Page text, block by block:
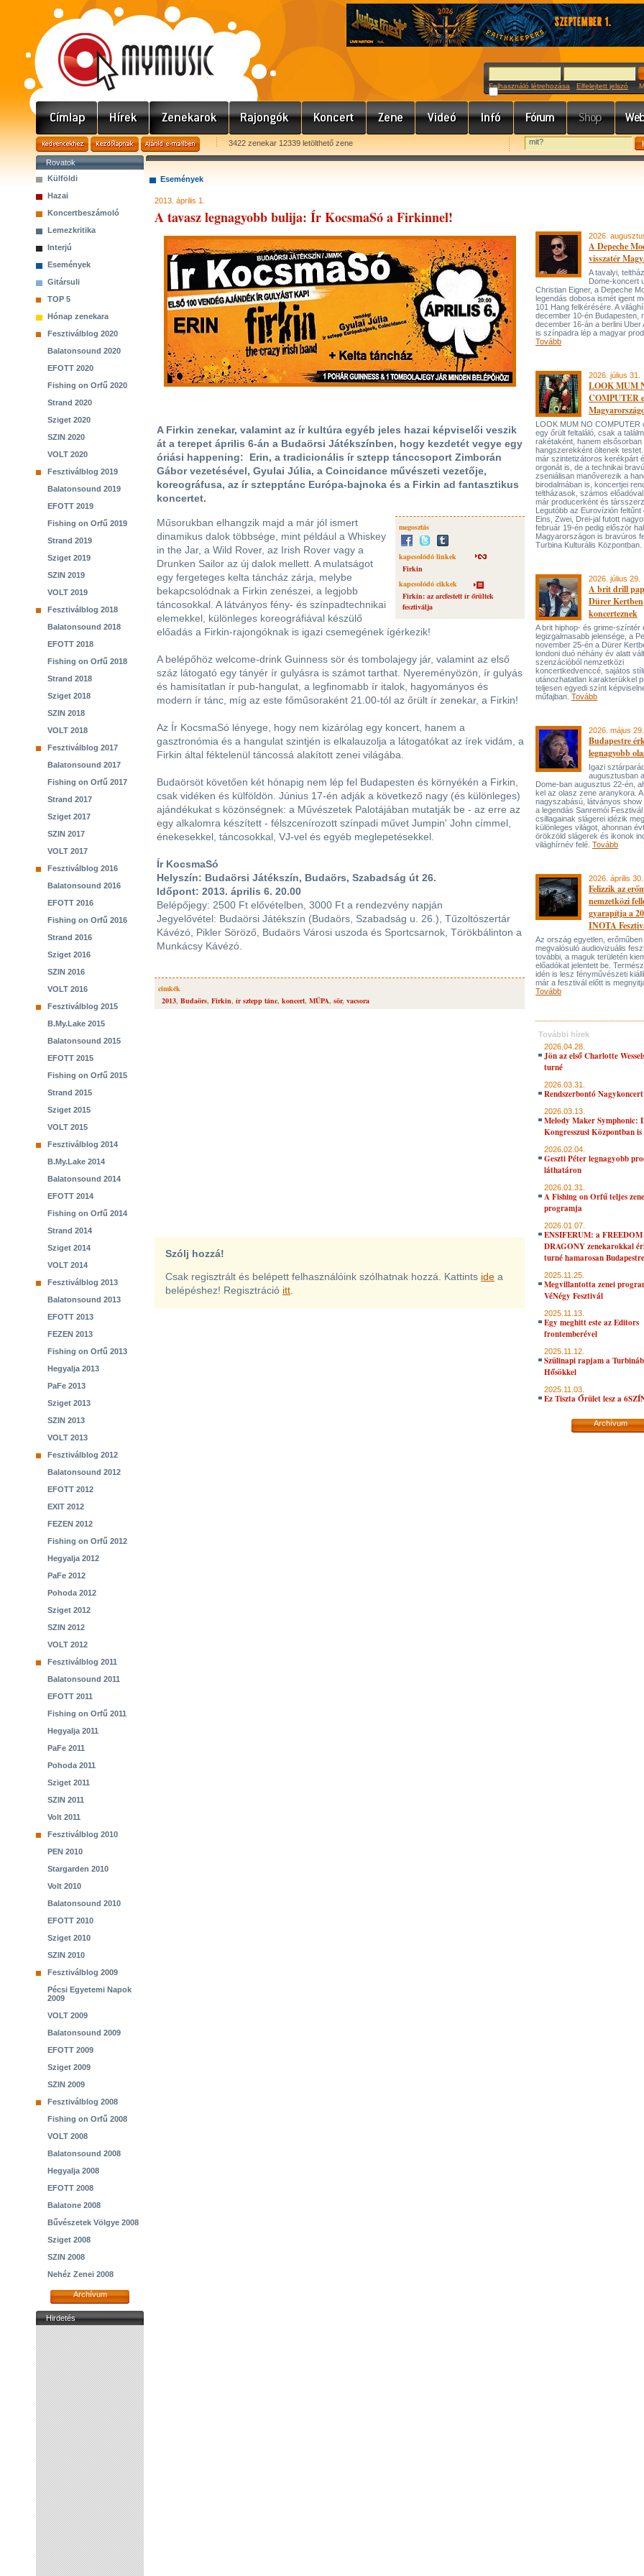
Felhasználó létrehozása Elfelejtett jelszó
3422 zenekar 12339 letölthető zene
Rovatok
Külföldi
Hazai
Koncertbeszámoló
Lemezkritika
Interjú
Események
Gitársuli
TOP 5
Hónap zenekara
Fesztiválblog 2020
Balatonsound 2020
EFOTT 2020
Fishing on Orfű 2020
Strand 2020
Sziget 2020
SZIN 2020
VOLT 2020
Fesztiválblog 2019
Balatonsound 2019
EFOTT 2019
Fishing on Orfű 2019
Strand 2019
Sziget 2019
SZIN 2019
VOLT 2019
Fesztiválblog 2018
Balatonsound 2018
EFOTT 2018
Fishing on Orfű 2018
Strand 2018
Sziget 2018
SZIN 2018
VOLT 2018
Fesztiválblog 2017
Balatonsound 2017
Fishing on Orfű 2017
Strand 2017
Sziget 2017
SZIN 2017
VOLT 2017
Fesztiválblog 2016
Balatonsound 2016
EFOTT 2016
Fishing on Orfű 2016
Strand 2016
Sziget 2016
SZIN 2016
VOLT 2016
Fesztiválblog 2015
B.My.Lake 2015
Balatonsound 2015
EFOTT 2015
Fishing on Orfű 2015
Strand 2015
Sziget 2015
VOLT 2015
Fesztiválblog 2014
B.My.Lake 2014
Balatonsound 2014
EFOTT 2014
Fishing on Orfű 2014
Strand 2014
Sziget 2014
VOLT 2014
Fesztiválblog 2013
Balatonsound 2013
EFOTT 2013
FEZEN 2013
Fishing on Orfű 2013
Hegyalja 2013
PaFe 2013
Sziget 2013
SZIN 2013
VOLT 2013
Fesztiválblog 2012
Balatonsound 2012
EFOTT 2012
EXIT 2012
FEZEN 2012
Fishing on Orfű 2012
Hegyalja 2012
PaFe 2012
Pohoda 2012
Sziget 2012
SZIN 2012
VOLT 2012
Fesztiválblog 2011
Balatonsound 2011
EFOTT 2011
Fishing on Orfű 2011
Hegyalja 2011
PaFe 2011
Pohoda 2011
Sziget 2011
SZIN 2011
Volt 2011
Fesztiválblog 2010
PEN 2010
Stargarden 2010
Volt 2010
Balatonsound 2010
EFOTT 2010
Sziget 2010
SZIN 2010
Fesztiválblog 2009
Pécsi Egyetemi Napok
2009
VOLT 2009
Balatonsound 2009
EFOTT 2009
Sziget 2009
SZIN 2009
Fesztiválblog 2008
Fishing on Orfű 2008
VOLT 2008
Balatonsound 2008
Hegyalja 2008
EFOTT 2008
Balatone 2008
Bűvészetek Völgye 2008
Sziget 2008
SZIN 2008
Nehéz Zenei 2008
Archívum
Hirdetés
Események
2013. április 1.
A tavasz legnagyobb bulija: Ír KocsmaSó a Firkinnel!
A Firkin zenekar, valamint az ír kultúra egyéb jeles hazai képviselői veszik
át a terepet április 6-án a Budaörsi Játékszínben, hogy kezdetét vegye egy
óriási happening: Erin, a tradicionális ír sztepp tánccsoport Zimborán
Gábor vezetésével, Gyulai Júlia, a Coincidance művészeti vezetője,
koreográfusa, az ír sztepptánc Európa-bajnoka és a Firkin ad fantasztikus
koncertet.
megosztás
kapcsolódó linkek
Firkin
kapcsolódó cikkek
Firkin: az arcfestett ír őrültek
fesztiválja
Műsorukban elhangzik majd a már jól ismert
dinamikus dalok többsége, mint például a Whiskey
in the Jar, a Wild Rover, az Irish Rover vagy a
Drunken Sailor az új dalok mellett. A mulatságot
egy fergeteges kelta táncház zárja, melybe
bekapcsolódnak a Firkin zenészei, a legjobb
táncosokkal. A látványos fény- és színpadtechnikai
elemekkel, különleges koreográfiával készülő
előadás a Firkin-rajongóknak is igazi csemegének ígérkezik!
A belépőhöz welcome-drink Guinness sör és tombolajegy jár, valamint az első
száz látogató egy tányér ír gulyásra is számot tarthat. Nyereményözön, ír gulyás
és hamisítatlan ír pub-hangulat, a legfinomabb ír italok, hagyományos és
modern ír tánc, míg az este főműsoraként 21.00-tól az őrült ír zenekar, a Firkin!
Az Ír KocsmaSó lényege, hogy nem kizárólag egy koncert, hanem a
gasztronómia és a hangulat szintjén is elkalauzolja a látogatókat az írek vidám, a
Firkin által féktelenül táncossá alakított zenei világába.
Budaörsöt követően két hónapig nem lép fel Budapesten és környékén a Firkin,
csak vidéken és külföldön. Június 17-én adják a következő nagy (és különleges)
ajándékukat s közönségnek: a Művészetek Palotájában mutatják be - az erre az
egy alkalomra készített - félszcenírozott színpadi művet Jumpin' John címmel,
énekesekkel, táncosokkal, VJ-vel és egyéb meglepetésekkel.
Ír KocsmaSó
Helyszín: Budaörsi Játékszín, Budaörs, Szabadság út 26.
Időpont: 2013. április 6. 20.00
Belépőjegy: 2500 Ft elővételben, 3000 Ft a rendezvény napján
Jegyelővétel: Budaörsi Játékszín (Budaörs, Szabadság u. 26.), Tűzoltószertár
Kávézó, Pikler Söröző, Budaörs Városi uszoda és Sportcsarnok, Törökbálinton a
Munkácsy Kávézó.
cimkék
2013, Budaörs, Firkin, ír sztepp tánc, koncert, MÜPA, sör, vacsora
Szólj hozzá!
Csak regisztrált és belépett felhasználóink szólhatnak hozzá. Kattints ide a
belépéshez! Regisztráció itt
2026.
A Depeche
visszatér
A tavalyi,
Dome-koncert
Christian Eigner, a Depeche
legendás dobosa ismét igent
101 Hang felkérésére. A
december 10-én Budapesten,
december 16-án a berlini Uber
is színpadra lép a magyar
Tovább
2026. július 31.
LOOK MUM
COMPUTER
LOOK MUM NO COMPUTER
egy őrült feltaláló, csak a
rakétaként, hanem elsősorban
hangszerekként öltenek
már szintetizátoros kerékpárt
orgonát is, de a technikai
zseniálisan manőverezik a
birodalmában is, koncertjei
teltházasok, számos
már producerként és
Legutóbb az Eurovízión feltűnt
Eins, Zwei, Drei-jal futott
február 19-én pedig először
Magyarországon is bravúros
Turbina Kulturális Központban.
2026. július 29.
A brit drill
Dürer Kertben
koncerteznek
A brit hiphop- és grime-színtér
legizgalmasabb jelensége, a
november 25-én a Dürer
londoni duó néhány év alatt
szenzációból nemzetközi
koncertkedvenccé, sajátos
utánozhatatlan karakterükkel
teljesen egyedi színt
műfajban. Tovább
2026. május 29.
Budapestre
legnagyobb
Igazi
augusztusban
Dome-ban augusztus 22-én,
kel az olasz zene aranykora. A
nagyszabású, látványos show
a legendás Sanremói Fesztivál
csillagainak slágerei idézik
különleges világot, ahonnan
örökzöld slágerek és ikonok
világhírnév felé. Tovább
2026. április 30.
Felizzik az
nemzetközi
gyarapítja a
INOTA
Az ország egyetlen, erőműben
megvalósuló audiovizuális
további, a maguk területén
előadókat jelentett be.
idén is lesz fényművészeti
már a fesztivál előtt is
Tovább
További hírek
2026.04.28.
Jön az első Charlotte
turné
2026.03.31.
Rendszerbontó Nagykoncert
2026.03.13.
Melody Maker Symphonic:
Kongresszusi Központban is
2026.02.04.
Geszti Péter legnagyobb
láthatáron
2026.01.31.
A Fishing on Orfű teljes
programja
2026.01.07.
ENSIFERUM: a
DRAGONY zenekarokkal
turné hamarosan Budapestre
2025.11.25.
Megvillantotta zenei
VéNégy Fesztivál
2025.11.13.
Egy meghitt este az Editors
frontemberével
2025.11.12.
Szülinapi rapjam a
Hősökkel
2025.11.03.
Ez Tiszta Őrület lesz a
Archívum